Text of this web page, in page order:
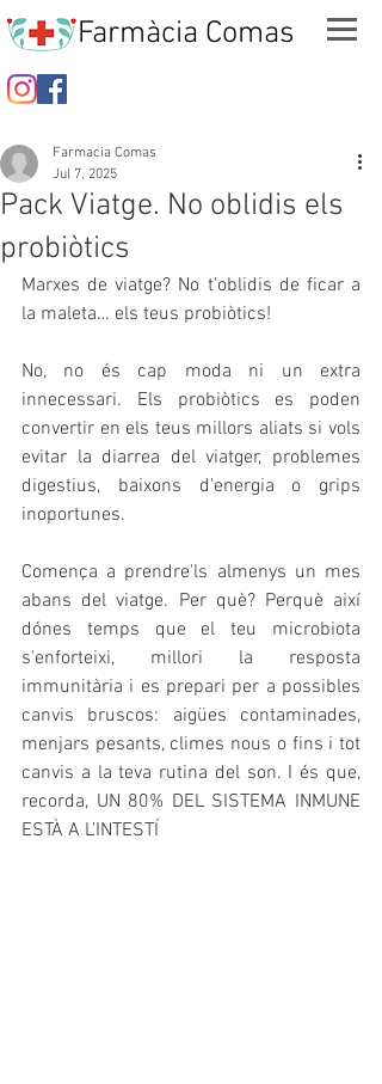
Farmàcia Comas
Pack Viatge. No oblidis els
probiòtics
Farmacia Comas
Jul 7, 2025
Marxes de viatge? No t'oblidis de ficar a
la maleta… els teus probiòtics!
No, no és cap moda ni un extra
innecessari. Els probiòtics es poden
convertir en els teus millors aliats si vols
evitar la diarrea del viatger, problemes
digestius, baixons d'energia o grips
inoportunes.
Comença a prendre'ls almenys un mes
abans del viatge. Per què? Perquè així
dónes temps que el teu microbiota
s'enforteixi, millori la resposta
immunitària i es prepari per a possibles
canvis bruscos: aigües contaminades,
menjars pesants, climes nous o fins i tot
canvis a la teva rutina del son. I és que,
recorda, UN 80% DEL SISTEMA INMUNE
ESTÀ A L'INTESTÍ